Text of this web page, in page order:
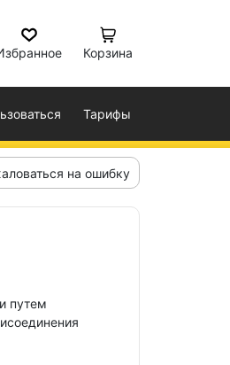
Корзина
Тарифы
на ошибку
путем